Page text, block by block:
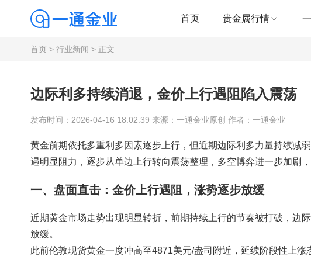
首页 贵金属行情
首页 > 行业新闻 > 正文
边际利多持续消退，金价上行遇阻陷入震荡
发布时间：2026-04-16 18:02:39 来源：一通金业原创 作者：一通金业
黄金前期依托多重利多因素逐步上行，但近期边际利多力量持续减
遇明显阻力，逐步从单边上行转向震荡整理，多空博弈进一步加剧
一、盘面直击：金价上行遇阻，涨势逐步放缓
近期黄金市场走势出现明显转折，前期持续上行的节奏被打破，边
放缓。
此前伦敦现货黄金一度冲高至4871美元/盎司附近，延续阶段性上